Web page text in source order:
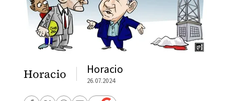
Horacio Horacio
26.07.2024